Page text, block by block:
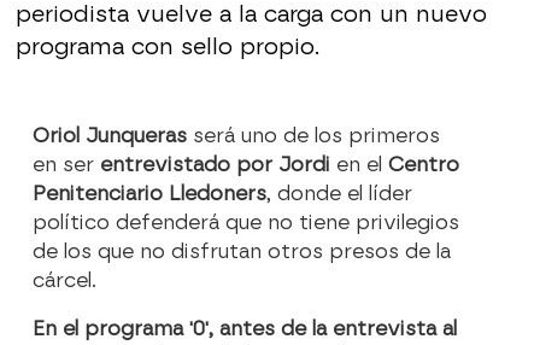
periodista vuelve a la carga con un nuevo
programa con sello propio.
Oriol Junqueras será uno de los primeros
en ser entrevistado por Jordi en elCentro
Penitenciario Lledoners, donde el líder
político defenderá que no tiene privilegios
de los que no disfrutan otros presos de la
cárcel.
En el programa '0', antes de la entrevista al